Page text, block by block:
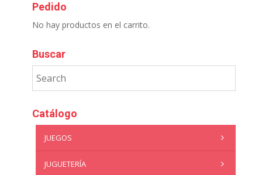
Pedido
No hay productos en el carrito.
Buscar
Catálogo
JUEGOS
JUGUETERÍA